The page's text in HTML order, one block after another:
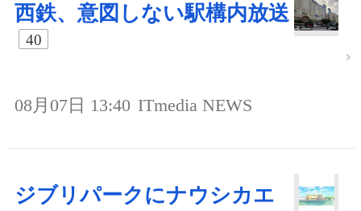
西鉄、意図しない駅構内放送
40
08月07日 13:40 ITmedia NEWS
ジブリパークにナウシカエ